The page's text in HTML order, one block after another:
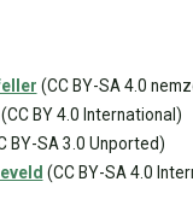
(CC BY-SA 4.0
BY 4.0 International)
BY-SA 3.0 Unported)
(CC BY-SA 4.0